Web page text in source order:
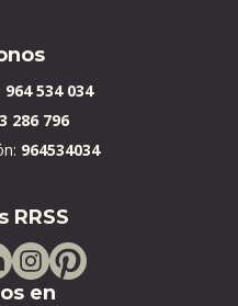
964 534 034
286 796
964534034
RRSS
en